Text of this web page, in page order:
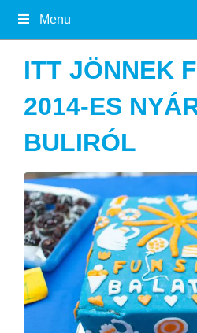
Menu
ITT JÖNNEK
2014-ES
BULIRÓL